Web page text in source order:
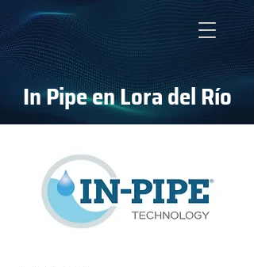
In Pipe en Lora del Río